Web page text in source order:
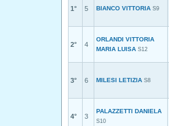
1° 5 BIANCO VITTORIA S9
2° 4
ORLANDI VITTORIA
MARIA LUISA S12
3° 6 MILESI LETIZIA S8
4° 3
PALAZZETTI DANIELA
S10